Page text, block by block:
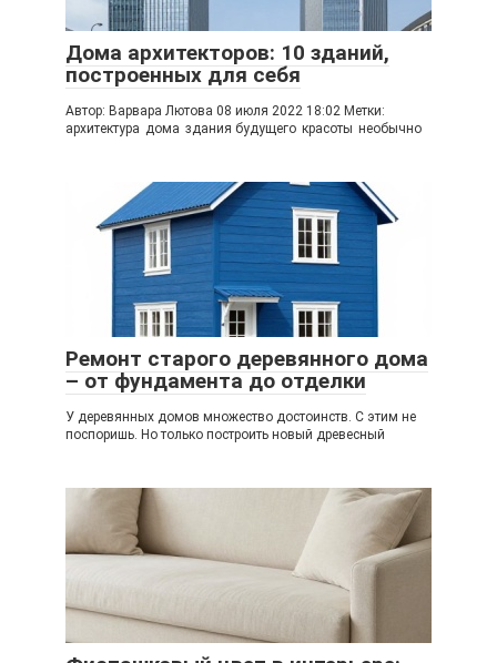
Дома архитекторов: 10 зданий,
построенных для себя
Автор: Варвара Лютова 08 июля 2022 18:02 Метки:
архитектура дома здания будущего красоты необычно
Ремонт старого деревянного дома
– от фундамента до отделки
У деревянных домов множество достоинств. С этим не
поспоришь. Но только построить новый древесный